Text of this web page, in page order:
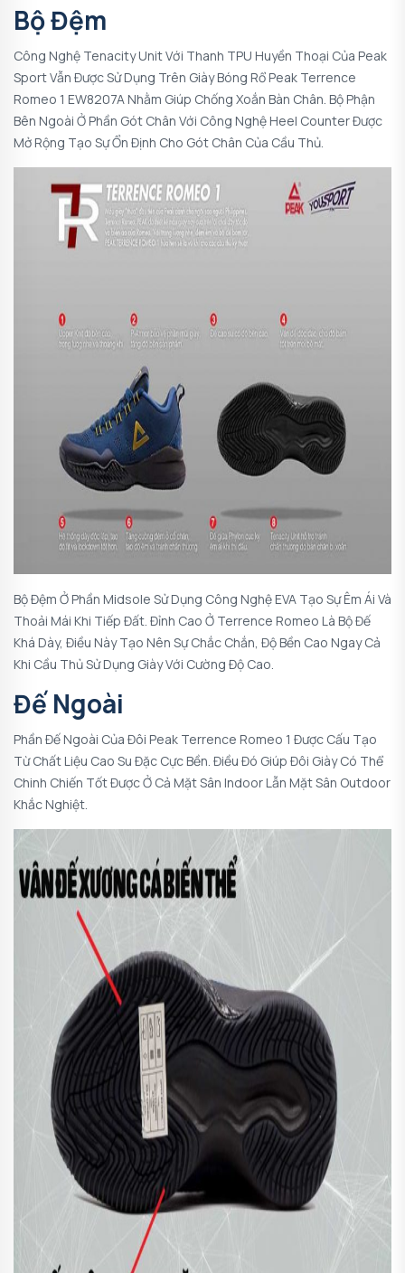
Bộ Đệm
Công Nghệ Tenacity Unit Với Thanh TPU Huyền Thoại Của Peak
Sport Vẫn Được Sử Dụng Trên Giày Bóng Rổ Peak Terrence
Romeo 1 EW8207A Nhằm Giúp Chống Xoắn Bàn Chân. Bộ Phận
Bên Ngoài Ở Phần Gót Chân Với Công Nghệ Heel Counter Được
Mở Rộng Tạo Sự Ổn Định Cho Gót Chân Của Cầu Thủ.
Bộ Đệm Ở Phần Midsole Sử Dụng Công Nghệ EVA Tạo Sự Êm Ái Và
Thoải Mái Khi Tiếp Đất. Đỉnh Cao Ở Terrence Romeo Là Bộ Đế
Khá Dày, Điều Này Tạo Nên Sự Chắc Chắn, Độ Bền Cao Ngay Cả
Khi Cầu Thủ Sử Dụng Giày Với Cường Độ Cao.
Đế Ngoài
Phần Đế Ngoài Của Đôi Peak Terrence Romeo 1 Được Cấu Tạo
Từ Chất Liệu Cao Su Đặc Cực Bền. Điều Đó Giúp Đôi Giày Có Thể
Chinh Chiến Tốt Được Ở Cả Mặt Sân Indoor Lẫn Mặt Sân Outdoor
Khắc Nghiệt.